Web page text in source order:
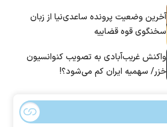
آخرین وضعیت پرونده ساعدی‌نیا از زبان
سخنگوی قوه قضاییه
واکنش غریب‌آبادی به تصویب کنوانسیون
خزر/ سهمیه ایران کم می‌شود؟!